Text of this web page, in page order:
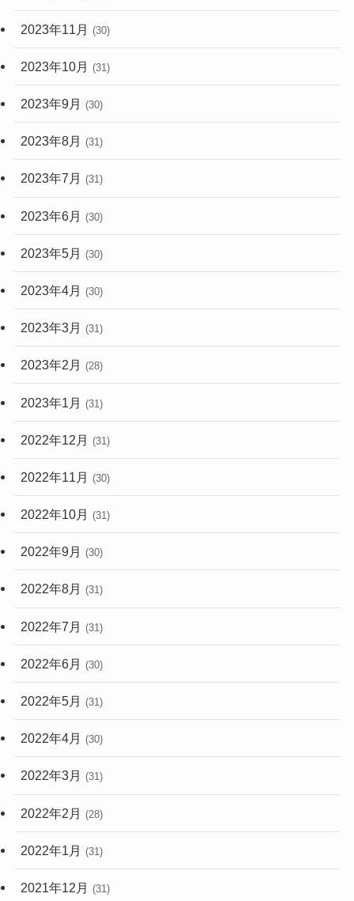
2023年11月 (30)
2023年10月 (31)
2023年9月 (30)
2023年8月 (31)
2023年7月 (31)
2023年6月 (30)
2023年5月 (30)
2023年4月 (30)
2023年3月 (31)
2023年2月 (28)
2023年1月 (31)
2022年12月 (31)
2022年11月 (30)
2022年10月 (31)
2022年9月 (30)
2022年8月 (31)
2022年7月 (31)
2022年6月 (30)
2022年5月 (31)
2022年4月 (30)
2022年3月 (31)
2022年2月 (28)
2022年1月 (31)
2021年12月 (31)